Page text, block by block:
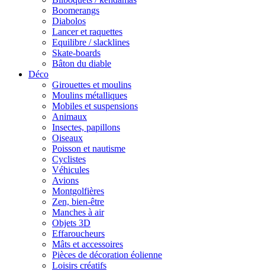
Boomerangs
Diabolos
Lancer et raquettes
Equilibre / slacklines
Skate-boards
Bâton du diable
Déco
Girouettes et moulins
Moulins métalliques
Mobiles et suspensions
Animaux
Insectes, papillons
Oiseaux
Poisson et nautisme
Cyclistes
Véhicules
Avions
Montgolfières
Zen, bien-être
Manches à air
Objets 3D
Effaroucheurs
Mâts et accessoires
Pièces de décoration éolienne
Loisirs créatifs